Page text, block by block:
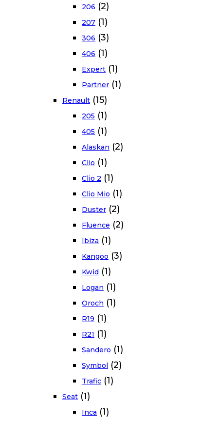
206 (2)
207 (1)
306 (3)
406 (1)
Expert (1)
Partner (1)
Renault (15)
205 (1)
405 (1)
Alaskan (2)
Clio (1)
Clio 2 (1)
Clio Mio (1)
Duster (2)
Fluence (2)
Ibiza (1)
Kangoo (3)
Kwid (1)
Logan (1)
Oroch (1)
R19 (1)
R21 (1)
Sandero (1)
Symbol (2)
Trafic (1)
Seat (1)
Inca (1)